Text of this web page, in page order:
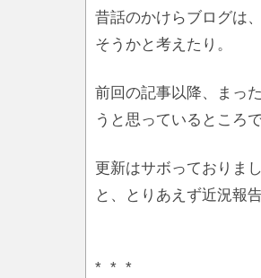
昔話のかけらブログは
そうかと考えたり。
前回の記事以降、まっ
うと思っているところで
更新はサボっておりま
と、とりあえず近況報
* * *